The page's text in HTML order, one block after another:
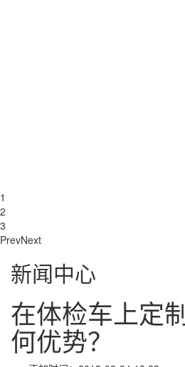
1
2
3
PrevNext
新闻中心
在体检车上定
何优势？